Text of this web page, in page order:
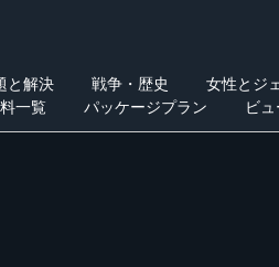
と解決 戦争・歴史 女性とジ
一覧 パッケージプラン ビ